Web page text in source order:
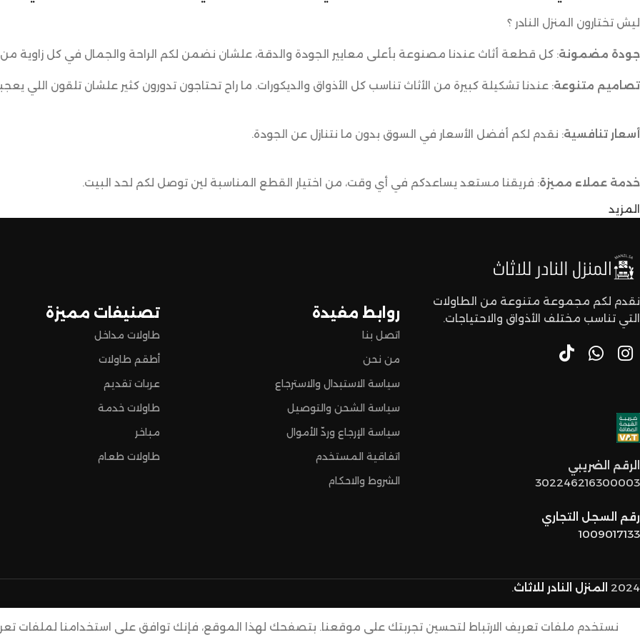
ليش تختارون المنزل النادر ؟
جودة مضمونة: كل قطعة أثاث عندنا مصنوعة بأعلى معايير الجودة والدقة، علشان نضمن لكم الراحة والجمال في كل زاوية من
تصاميم متنوعة: عندنا تشكيلة كبيرة من الأثاث تناسب كل الأذواق والديكورات. ما راح تحتاجون تدورون كثير علشان تلقون اللي
أسعار تنافسية: نقدم لكم أفضل الأسعار في السوق بدون ما نتنازل عن الجودة.
خدمة عملاء مميزة: فريقنا مستعد يساعدكم في أي وقت، من اختيار القطع المناسبة لين توصل لكم لحد البيت.
اختاروا الراحة والأناقة من المنزل النادر للاثاث الآن وعيشوا تجربة تسوق مميزة.
المزيد
روابط مفيدة
اتصل بنا
من نحن
سياسة الاستبدال والاسترجاع
سياسة الشحن والتوصيل
سياسة الإرجاع وردّ الأموال
اتفاقية المستخدم
الشروط والاحكام
تصنيفات مميزة
طاولات مداخل
أطقم طاولات
عربات تقديم
طاولات خدمة
مباخر
طاولات طعام
نقدم لكم مجموعة متنوعة من الطاولات
التي تناسب مختلف الأذواق والاحتياجات.
الرقم الضريبي
302246216300003
رقم السجل التجاري
1009017133
2024 المنزل النادر للاثاث.
نستخدم ملفات تعريف الارتباط لتحسين تجربتك على موقعنا. بتصفحك لهذا الموقع، فإنك توافق على استخدامنا لملفات